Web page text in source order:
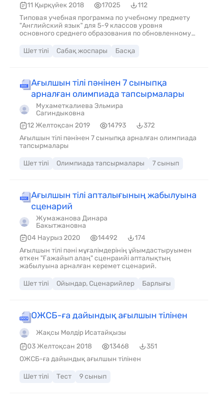
11 Қырқүйек 2018
17025
112
Типовая учебная программа по учебному предмету
"Английский язык" для 5-9 классов уровня
основного среднего образования по обновленному
Шет тілі
Сабақ жоспары Басқа
Ағылшын тілі пәнінен 7 сыныпқа
арналған олимпиада тапсырмалары
Мухаметкалиева Эльмира
Сагиндыковна
12 Желтоқсан 2019
14793
372
Ағылшын тілі пәнінен 7 сыныпқа арналған олимпиада
тапсырмалары
Шет тілі Олимпиада тапсырмалары 7 сынып
Ағылшын тілі апталығының жабылуына
сценарий
Жумажанова Динара
Бакытжановна
04 Наурыз 2020
14492
174
Ағылшын тілі пәні мұғалімдерінің ұйымдастыруымен
өткен "Ғажайып алаң" сценраийі апталықтың
жабылуына арналған керемет сценарий.
Шет тілі Ойындар, Сценарийлер Барлығы
ОЖСБ-ға дайындық ағылшын тілінен
Жақсы Мөлдір Исатайқызы
03 Желтоқсан 2018
13468
351
ОЖСБ-ға дайындық ағылшын тілінен
Шет тілі Тест 9 сынып